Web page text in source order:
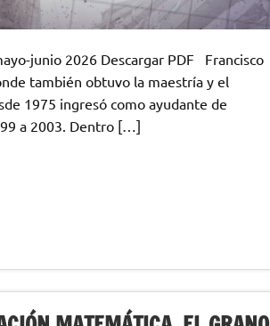
junio 2026 Descargar PDF Francisco
también obtuvo la maestría y el
1975 ingresó como ayudante de
a 2003. Dentro […]